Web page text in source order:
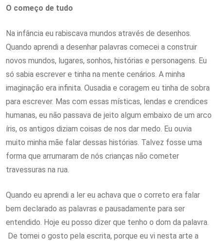
O começo de tudo
Na infância eu rabiscava mundos através de desenhos.
Quando aprendi a desenhar palavras comecei a construir
novos mundos, lugares, sonhos, histórias e personagens. Eu
só sabia escrever e tinha na mente cenários. A minha
imaginação era infinita. Ousadia e coragem eu tinha de sobra
para escrever. Mas com essas místicas, lendas e crendices
humanas, eu não passava de jeito algum embaixo de um arco
íris, os antigos diziam coisas de nos dar medo. Eu ouvia
muito minha mãe falar dessas histórias. Talvez fosse uma
forma que arrumaram de nós crianças não cometer
travessuras na rua.
Quando eu aprendi a ler eu achava que o correto era falar
bem declarado as palavras e pausadamente para ser
entendido. Hoje eu posso dizer que tenho o dom da palavra.
De tomei o gosto pela escrita, porque eu vi nesta arte a